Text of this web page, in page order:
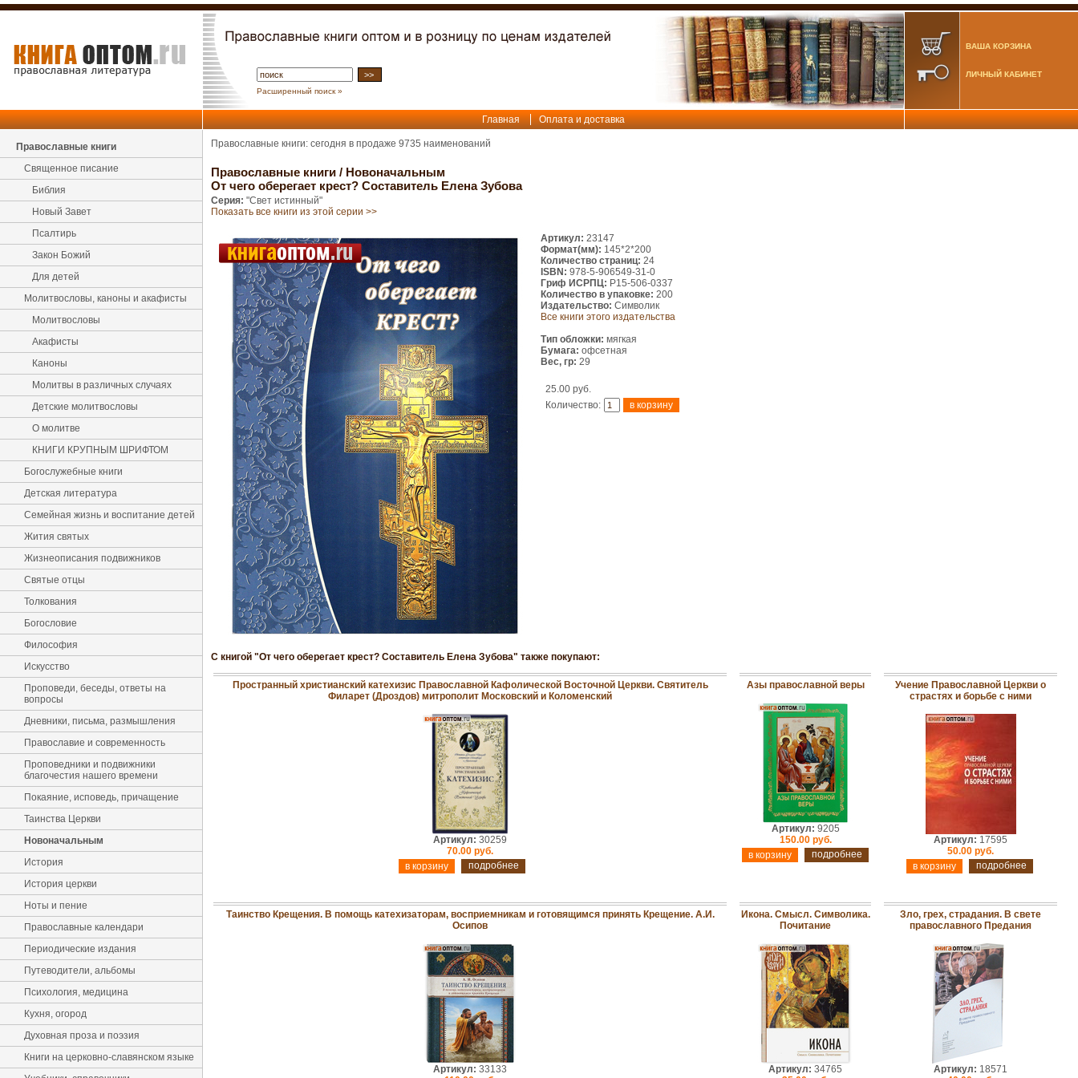
Расширенный поиск »
ВАША КОРЗИНА
ЛИЧНЫЙ КАБИНЕТ
Главная Оплата и доставка
Православные книги
Священное писание
Библия
Новый Завет
Псалтирь
Закон Божий
Для детей
Молитвословы, каноны и акафисты
Молитвословы
Акафисты
Каноны
Молитвы в различных случаях
Детские молитвословы
О молитве
КНИГИ КРУПНЫМ ШРИФТОМ
Богослужебные книги
Детская литература
Семейная жизнь и воспитание детей
Жития святых
Жизнеописания подвижников
Святые отцы
Толкования
Богословие
Философия
Искусство
Проповеди, беседы, ответы на
вопросы
Дневники, письма, размышления
Православие и современность
Проповедники и подвижники
благочестия нашего времени
Покаяние, исповедь, причащение
Таинства Церкви
Новоначальным
История
История церкви
Ноты и пение
Православные календари
Периодические издания
Путеводители, альбомы
Психология, медицина
Кухня, огород
Духовная проза и поэзия
Книги на церковно-славянском языке
Православные книги: сегодня в продаже 9735 наименований
Православные книги / Новоначальным
От чего оберегает крест? Составитель Елена Зубова
Серия: "Свет истинный"
Показать все книги из этой серии >>
Артикул: 23147
Формат(мм): 145*2*200
Количество страниц: 24
ISBN: 978-5-906549-31-0
Гриф ИСРПЦ: Р15-506-0337
Количество в упаковке: 200
Издательство: Символик
Все книги этого издательства
Тип обложки: мягкая
Бумага: офсетная
Вес, гр: 29
25.00 руб.
Количество:
С книгой "От чего оберегает крест? Составитель Елена Зубова" также покупают:
Пространный христианский катехизис Православной Кафолической Восточной Церкви. Святитель
Филарет (Дроздов) митрополит Московский и Коломенский
Артикул: 30259
70.00 руб.
подробнее
Азы православной веры
Артикул: 9205
150.00 руб.
подробнее
Учение Православной Церкви о
страстях и борьбе с ними
Артикул: 17595
50.00 руб.
подробнее
Таинство Крещения. В помощь катехизаторам, восприемникам и готовящимся принять Крещение. А.И.
Осипов
Артикул: 33133
Икона. Смысл. Символика.
Почитание
Артикул: 34765
Зло, грех, страдания. В свете
православного Предания
Артикул: 18571